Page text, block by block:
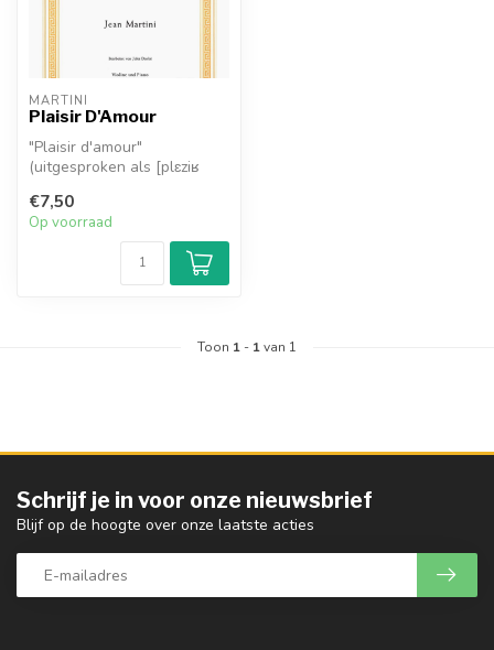
MARTINI
Plaisir D'Amour
"Plaisir d'amour"
(uitgesproken als [plɛziʁ
is een k...
€7,50
Op voorraad
Toon 1 - 1van 1
Schrijf je in voor onze nieuwsbrief
Blijf op de hoogte over onze laatste acties